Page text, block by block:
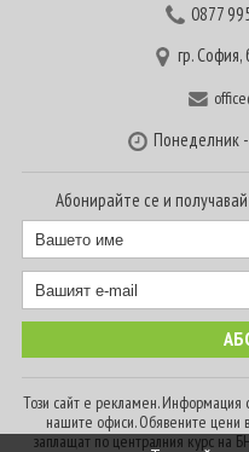
0877
гр.
Понеделник -
Абонирайте се и
Този сайт е рекламен. Информация
нашите офиси. Обявените цени
заплащат по централния курс на